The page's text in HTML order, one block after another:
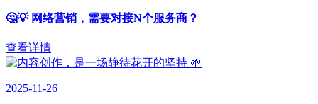
🤔💡 网络营销，需要对接N个服务商？
查看详情
2025-11-26